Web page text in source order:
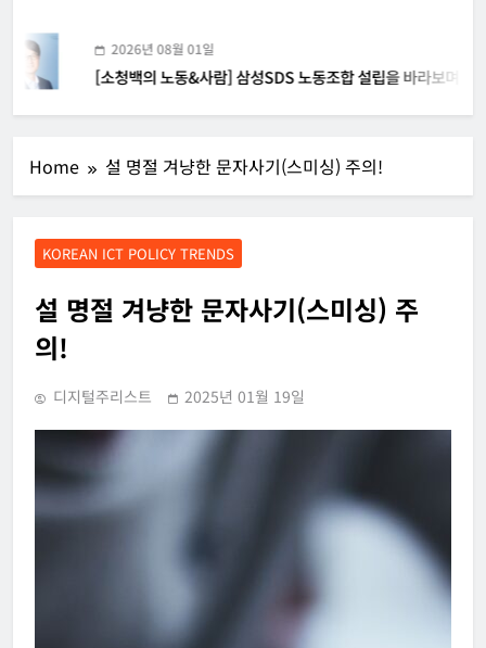
2026년 08월 01일
[소청백의 노동&사람] 삼성SDS 노동조합 설립을 바라보며
Home 설 명절 겨냥한 문자사기(스미싱) 주의!
KOREAN ICT POLICY TRENDS
설 명절 겨냥한 문자사기(스미싱) 주
의!
디지털주리스트 2025년 01월 19일